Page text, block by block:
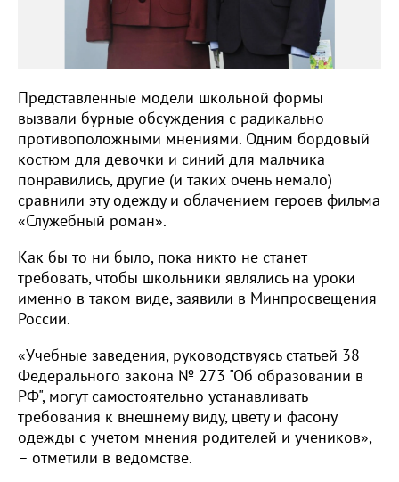
Представленные модели школьной формы
вызвали бурные обсуждения с радикально
противоположными мнениями. Одним бордовый
костюм для девочки и синий для мальчика
понравились, другие (и таких очень немало)
сравнили эту одежду и облачением героев фильма
«Служебный роман».
Как бы то ни было, пока никто не станет
требовать, чтобы школьники являлись на уроки
именно в таком виде, заявили в Минпросвещения
России.
«Учебные заведения, руководствуясь статьей 38
Федерального закона № 273 "Об образовании в
РФ", могут самостоятельно устанавливать
требования к внешнему виду, цвету и фасону
одежды с учетом мнения родителей и учеников»,
– отметили в ведомстве.